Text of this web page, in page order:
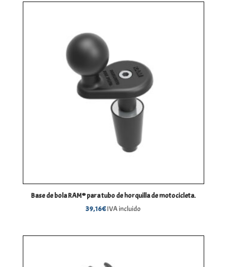
Base de bola RAM® para tubo de horquilla de motocicleta.
39,16€IVA incluido